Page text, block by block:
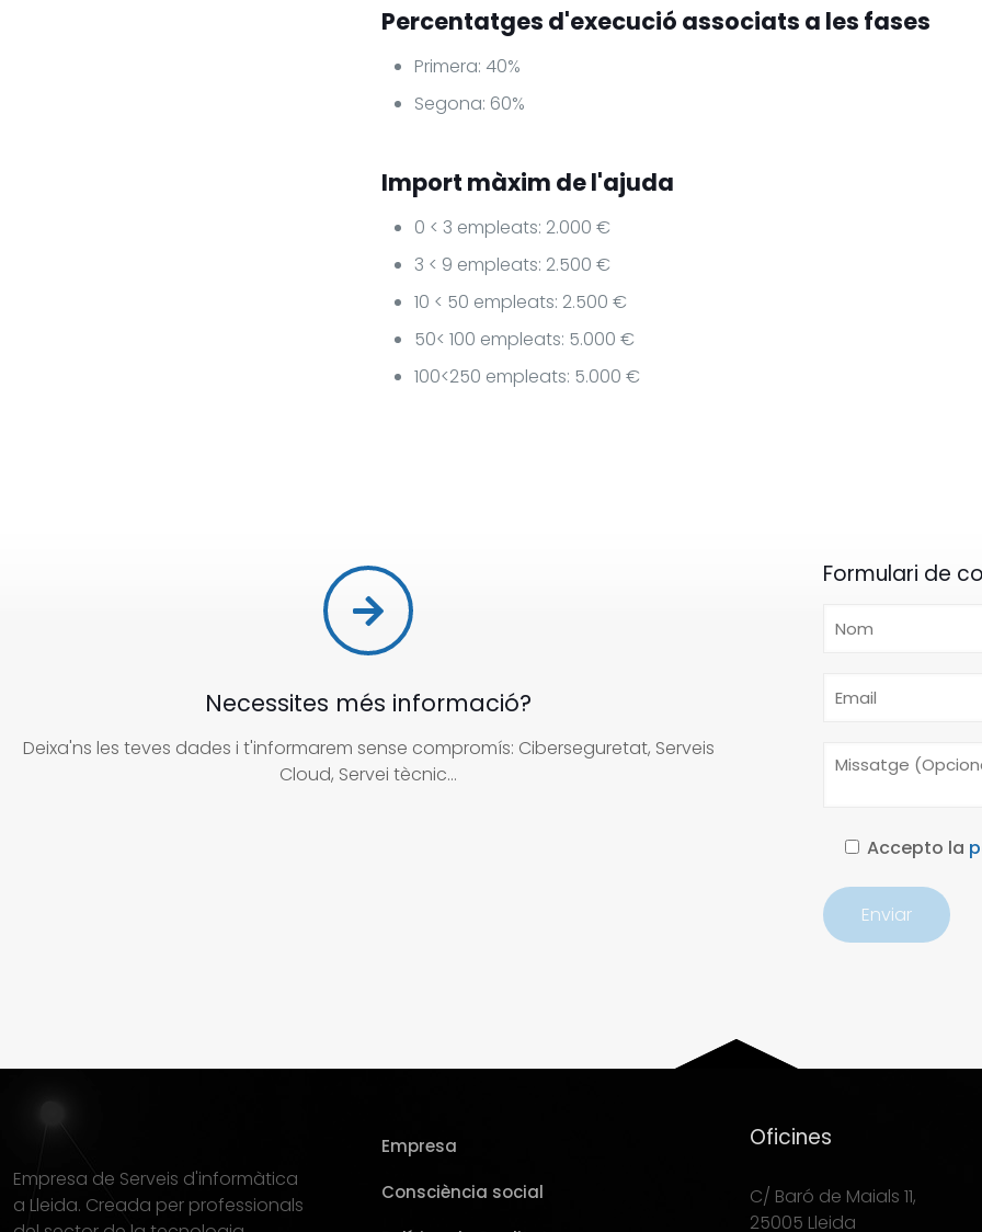
Percentatges d'execució associats a les fases
Primera: 40%
Segona: 60%
Import màxim de l'ajuda
0 < 3 empleats: 2.000 €
3 < 9 empleats: 2.500 €
10 < 50 empleats: 2.500 €
50< 100 empleats: 5.000 €
100<250 empleats: 5.000 €
Necessites més informació?
Deixa'ns les teves dades i t'informarem sense compromís: Ciberseguretat, Serveis
Cloud, Servei tècnic...
Formulari de
Accepto la
Empresa de Serveis d'informàtica
a Lleida. Creada per professionals
Empresa
Consciència social
Oficines
C/ Baró de Maials 11,
25005 Lleida